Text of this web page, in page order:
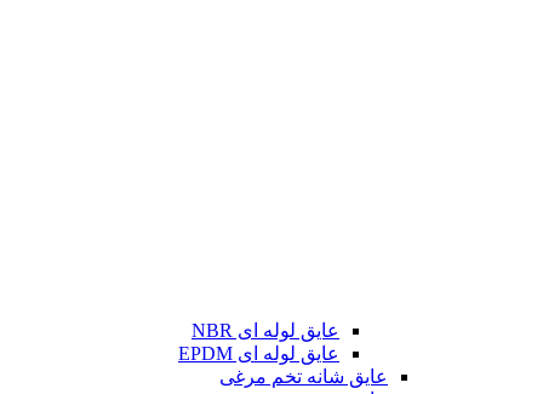
عایق لوله ای NBR
عایق لوله ای EPDM
عایق شانه تخم مرغی